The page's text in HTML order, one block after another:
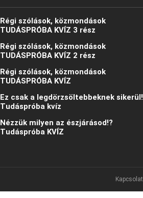
Régi szólások, közmondások
TUDÁSPRÓBA KVÍZ 3 rész
Régi szólások, közmondások
TUDÁSPRÓBA KVÍZ 2 rész
Régi szólások, közmondások
TUDÁSPRÓBA KVÍZ
Ez csak a legdörzsöltebbeknek sikerül!
Tudáspróba kvíz
Nézzük milyen az észjárásod!?
Tudáspróba KVÍZ
Kapcsolat